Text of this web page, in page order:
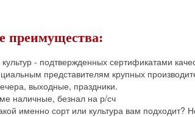
преимущества:
- подтвержденных сертификатами
представителям крупных
выходные, праздники.
наличные, безнал на р/сч
именно сорт или культура вам